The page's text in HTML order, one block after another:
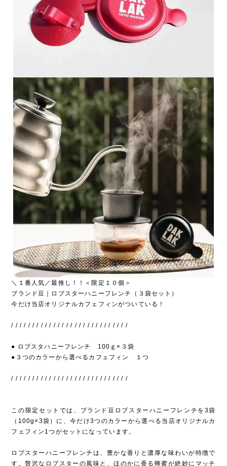
＼１番人気／最推し！！＜限定１０個＞
ブランド豆｜ロブスターハニーフレンチ（３袋セット）
今だけ当店オリジナルカフェフィンがついている！
/ / / / / / / / / / / / / / / / / / / / / / / / / / / /
● ロブスタハニーフレンチ 100ｇ×３袋
●３つのカラーから選べるカフェフィン １つ
/ / / / / / / / / / / / / / / / / / / / / / / / / / / /
この限定セットでは、ブランド豆ロブスターハニーフレンチを3袋
（100g×3袋）に、今だけ3つのカラーから選べる当店オリジナルカ
フェフィン1つがセットになっています。
ロブスターハニーフレンチは、豊かな香りと濃厚な味わいが特徴で
す。贅沢なロブスターの風味と、ほのかに香る蜂蜜が絶妙にマッチ